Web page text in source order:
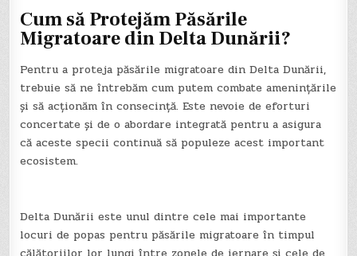
Cum să Protejăm Păsările
Migratoare din Delta Dunării?
Pentru a proteja păsările migratoare din Delta Dunării,
trebuie să ne întrebăm cum putem combate amenințările
și să acționăm în consecință. Este nevoie de eforturi
concertate și de o abordare integrată pentru a asigura
că aceste specii continuă să populeze acest important
ecosistem.
Delta Dunării este unul dintre cele mai importante
locuri de popas pentru păsările migratoare în timpul